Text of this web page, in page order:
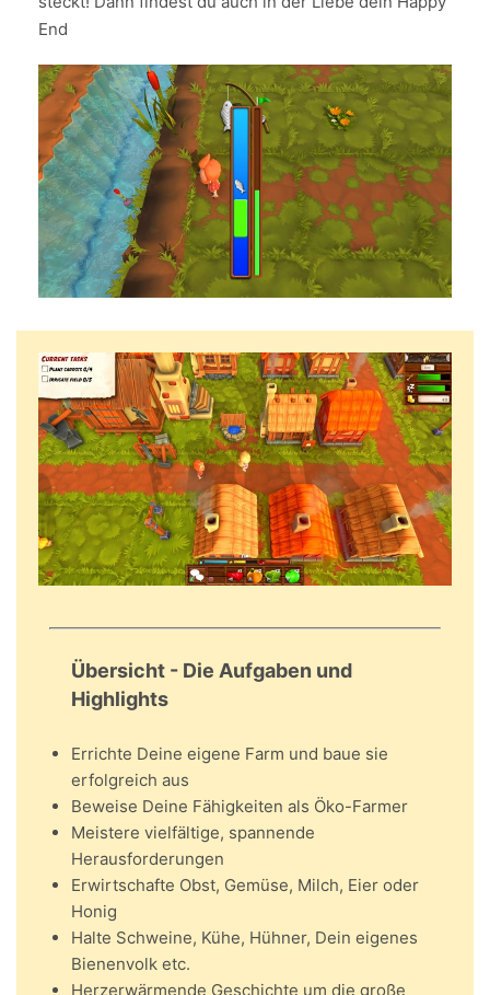
End
Übersicht - Die Aufgaben und
Highlights
Errichte Deine eigene Farm und baue sie
erfolgreich aus
Beweise Deine Fähigkeiten als Öko-Farmer
Meistere vielfältige, spannende
Herausforderungen
Erwirtschafte Obst, Gemüse, Milch, Eier oder
Honig
Halte Schweine, Kühe, Hühner, Dein eigenes
Bienenvolk etc.
Herzerwärmende Geschichte um die große